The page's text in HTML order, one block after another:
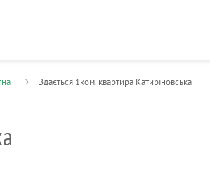
Здається 1ком. квартира Катиріновська